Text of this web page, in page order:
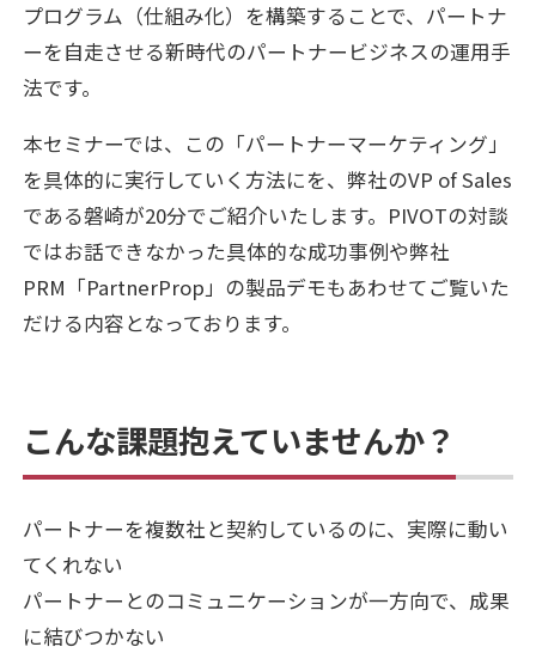
プログラム（仕組み化）を構築することで、パートナ
ーを自走させる新時代のパートナービジネスの運用手
法です。
本セミナーでは、この「パートナーマーケティング」
を具体的に実行していく方法にを、弊社のVP of Sales
である磐崎が20分でご紹介いたします。PIVOTの対談
ではお話できなかった具体的な成功事例や弊社
PRM「PartnerProp」の製品デモもあわせてご覧いた
だける内容となっております。
こんな課題抱えていませんか？
パートナーを複数社と契約しているのに、実際に動い
てくれない
パートナーとのコミュニケーションが一方向で、成果
に結びつかない